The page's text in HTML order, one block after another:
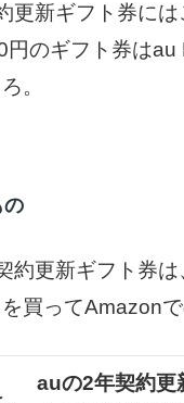
更新ギフト券に
のギフト券は
。
の
約更新ギフト券
買ってAmazon
auの2年契約